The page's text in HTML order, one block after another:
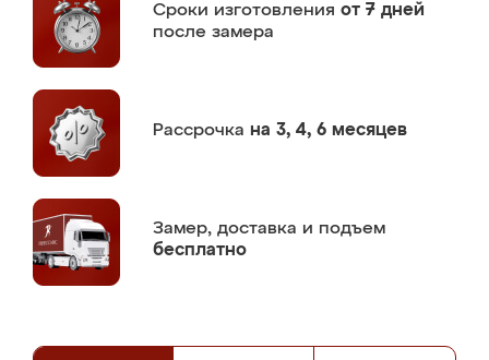
Сроки изготовления от 7 дней
после замера
Рассрочка на 3, 4, 6 месяцев
Замер, доставка и подъем
бесплатно